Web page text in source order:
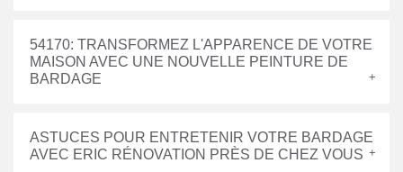
54170: TRANSFORMEZ L'APPARENCE DE VOTRE
MAISON AVEC UNE NOUVELLE PEINTURE DE
BARDAGE
ASTUCES POUR ENTRETENIR VOTRE BARDAGE
AVEC ERIC RÉNOVATION PRÈS DE CHEZ VOUS